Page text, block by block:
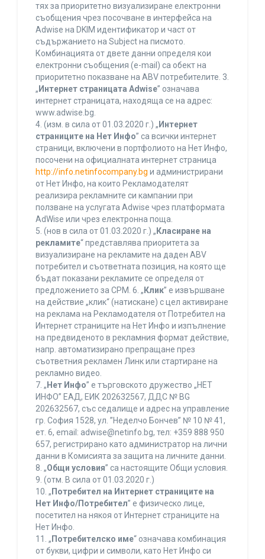
тях за приоритетно визуализиране електронни
съобщения чрез посочване в интерфейса на
Adwise на DKIM идентификатор и част от
съдържанието на Subject на писмото.
Комбинацията от двете данни определя кои
електронни съобщения (e-mail) са обект на
приоритетно показване на ABV потребителите. 3.
„ Интернет страницата Adwise” означава
интернет страницата, находяща се на адрес:
www.adwise.bg.
4. (изм. в сила от 01.03.2020 г.) „ Интернет
страниците на Нет Инфо” са всички интернет
страници, включени в портфолиото на Нет Инфо,
посочени на официалната интернет страница
http://info.netinfocompany.bg и администрирани
от Нет Инфо, на които Рекламодателят
реализира рекламните си кампании при
ползване на услугата Adwise чрез платформата
AdWise или чрез електронна поща.
5. (нов в сила от 01.03.2020 г.) „ Класиране на
рекламите“ представлява приоритета за
визуализиране на рекламите на даден ABV
потребител и съответната позиция, на която ще
бъдат показани рекламите се определя от
предложението за CPM. 6. „ Клик” е извършване
на действие „клик“ (натискане) с цел активиране
на реклама на Рекламодателя от Потребител на
Интернет страниците на Нет Инфо и изпълнение
на предвиденото в рекламния формат действие,
напр. автоматизирано препращане през
съответния рекламен Линк или стартиране на
рекламно видео.
7. „ Нет Инфо” е търговското дружество „НЕТ
ИНФО” ЕАД, ЕИК 202632567, ДДС № BG
202632567, със седалище и адрес на управление
гр. София 1528, ул. ”Неделчо Бончев” № 10 № 41,
ет. 6, еmail: adwise@netinfo.bg, тел: +359 888 950
657, регистрирано като администратор на лични
данни в Комисията за защита на личните данни.
8. „Общи условия” са настоящите Общи условия.
9. (отм. В сила от 01.03.2020 г.)
10. „ Потребител на Интернет страниците на
Нет Инфо/Потребител” е физическо лице,
посетител на някоя от Интернет страниците на
Нет Инфо.
11. „ Потребителско име“ означава комбинация
от букви, цифри и символи, като Нет Инфо си